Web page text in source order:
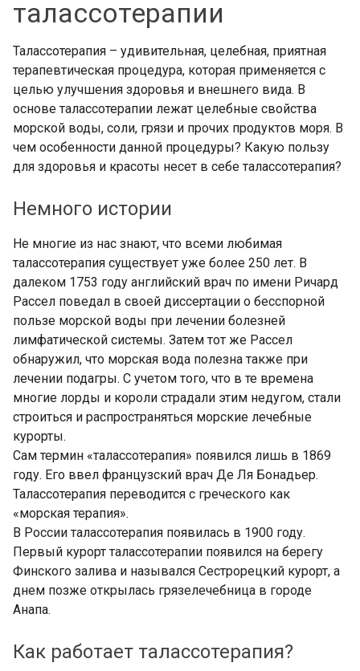
талассотерапии
Талассотерапия – удивительная, целебная, приятная
терапевтическая процедура, которая применяется с
целью улучшения здоровья и внешнего вида. В
основе талассотерапии лежат целебные свойства
морской воды, соли, грязи и прочих продуктов моря. В
чем особенности данной процедуры? Какую пользу
для здоровья и красоты несет в себе талассотерапия?
Немного истории
Не многие из нас знают, что всеми любимая
талассотерапия существует уже более 250 лет. В
далеком 1753 году английский врач по имени Ричард
Рассел поведал в своей диссертации о бесспорной
пользе морской воды при лечении болезней
лимфатической системы. Затем тот же Рассел
обнаружил, что морская вода полезна также при
лечении подагры. С учетом того, что в те времена
многие лорды и короли страдали этим недугом, стали
строиться и распространяться морские лечебные
курорты.
Сам термин «талассотерапия» появился лишь в 1869
году. Его ввел французский врач Де Ля Бонадьер.
Талассотерапия переводится с греческого как
«морская терапия».
В России талассотерапия появилась в 1900 году.
Первый курорт талассотерапии появился на берегу
Финского залива и назывался Сестрорецкий курорт, а
днем позже открылась грязелечебница в городе
Анапа.
Как работает талассотерапия?